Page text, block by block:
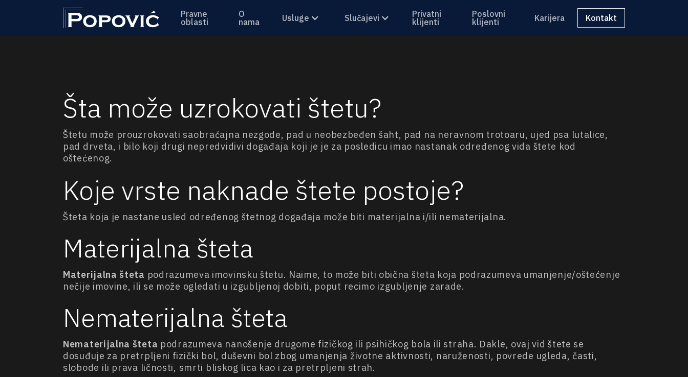
Pravne
oblasti
O
nama
Usluge Slučajevi
Privatni
klijenti
Poslovni
klijenti
Karijera Kontakt
Šta može uzrokovati štetu?
Štetu može prouzrokovati saobraćajna nezgode, pad u neobezbeđen šaht, pad na neravnom trotoaru, ujed psa lutalice,
pad drveta, i bilo koji drugi nepredvidivi događaja koji je je za posledicu imao nastanak određenog vida štete kod
oštećenog.
Koje vrste naknade štete postoje?
Šteta koja je nastane usled određenog štetnog događaja može biti materijalna i/ili nematerijalna.
Materijalna šteta
Materijalna šteta podrazumeva imovinsku štetu. Naime, to može biti obična šteta koja podrazumeva umanjenje/oštećenje
nečije imovine, ili se može ogledati u izgubljenoj dobiti, poput recimo izgubljenje zarade.
Nematerijalna šteta
Nematerijalna šteta podrazumeva nanošenje drugome fizičkog ili psihičkog bola ili straha. Dakle, ovaj vid štete se
dosuđuje za pretrpljeni fizički bol, duševni bol zbog umanjenja životne aktivnosti, naruženosti, povrede ugleda, časti,
slobode ili prava ličnosti, smrti bliskog lica kao i za pretrpljeni strah.